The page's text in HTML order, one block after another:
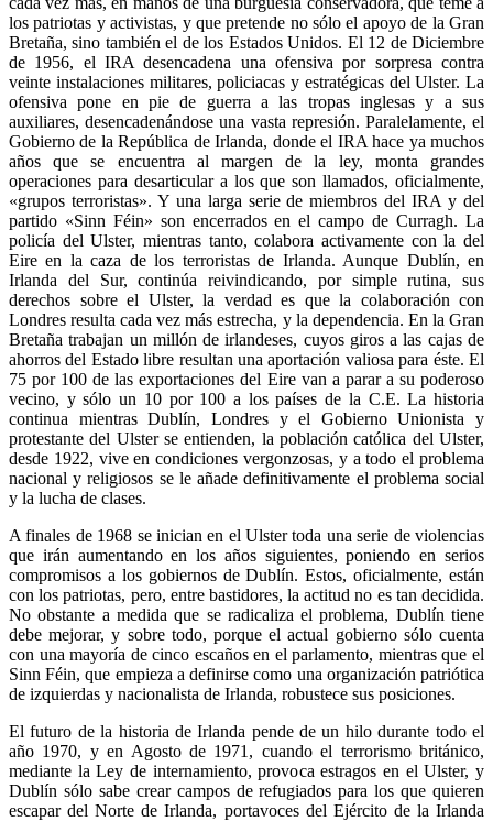
los patriotas y activistas, y que pretende no sólo el apoyo de la Gran
Bretaña, sino también el de los Estados Unidos. El 12 de Diciembre
de 1956, el IRA desencadena una ofensiva por sorpresa contra
veinte instalaciones militares, policiacas y estratégicas del Ulster. La
ofensiva pone en pie de guerra a las tropas inglesas y a sus
auxiliares, desencadenándose una vasta represión. Paralelamente, el
Gobierno de la República de Irlanda, donde el IRA hace ya muchos
años que se encuentra al margen de la ley, monta grandes
operaciones para desarticular a los que son llamados, oficialmente,
«grupos terroristas». Y una larga serie de miembros del IRA y del
partido «Sinn Féin» son encerrados en el campo de Curragh. La
policía del Ulster, mientras tanto, colabora activamente con la del
Eire en la caza de los terroristas de Irlanda. Aunque Dublín, en
Irlanda del Sur, continúa reivindicando, por simple rutina, sus
derechos sobre el Ulster, la verdad es que la colaboración con
Londres resulta cada vez más estrecha, y la dependencia. En la Gran
Bretaña trabajan un millón de irlandeses, cuyos giros a las cajas de
ahorros del Estado libre resultan una aportación valiosa para éste. El
75 por 100 de las exportaciones del Eire van a parar a su poderoso
vecino, y sólo un 10 por 100 a los países de la C.E. La historia
continua mientras Dublín, Londres y el Gobierno Unionista y
protestante del Ulster se entienden, la población católica del Ulster,
desde 1922, vive en condiciones vergonzosas, y a todo el problema
nacional y religiosos se le añade definitivamente el problema social
y la lucha de clases.
A finales de 1968 se inician en el Ulster toda una serie de violencias
que irán aumentando en los años siguientes, poniendo en serios
compromisos a los gobiernos de Dublín. Estos, oficialmente, están
con los patriotas, pero, entre bastidores, la actitud no es tan decidida.
No obstante a medida que se radicaliza el problema, Dublín tiene
debe mejorar, y sobre todo, porque el actual gobierno sólo cuenta
con una mayoría de cinco escaños en el parlamento, mientras que el
Sinn Féin, que empieza a definirse como una organización patriótica
de izquierdas y nacionalista de Irlanda, robustece sus posiciones.
El futuro de la historia de Irlanda pende de un hilo durante todo el
año 1970, y en Agosto de 1971, cuando el terrorismo británico,
mediante la Ley de internamiento, provoca estragos en el Ulster, y
Dublín sólo sabe crear campos de refugiados para los que quieren
escapar del Norte de Irlanda, portavoces del Ejército de la Irlanda